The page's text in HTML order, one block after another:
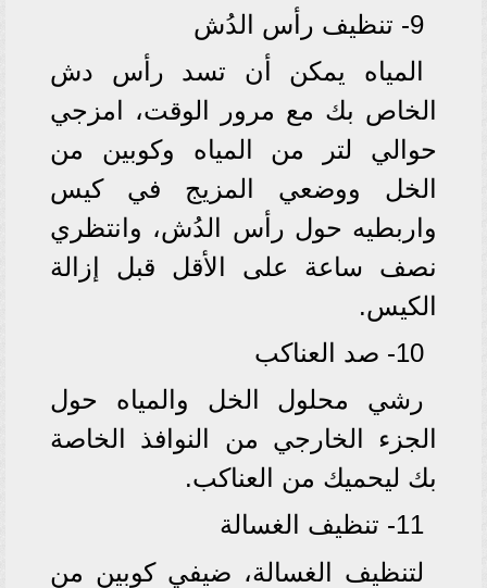
9- تنظيف رأس الدُش
المياه يمكن أن تسد رأس دش
الخاص بك مع مرور الوقت، امزجي
حوالي لتر من المياه وكوبين من
الخل ووضعي المزيج في كيس
واربطيه حول رأس الدُش، وانتظري
نصف ساعة على الأقل قبل إزالة
الكيس.
10- صد العناكب
رشي محلول الخل والمياه حول
الجزء الخارجي من النوافذ الخاصة
بك ليحميك من العناكب.
11- تنظيف الغسالة
لتنظيف الغسالة، ضيفي كوبين من